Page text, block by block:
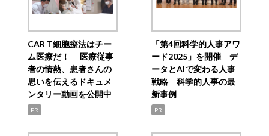
CAR T細胞療法はチー
ム医療だ！ 医療従事
者の情熱、患者さんの
思いを伝えるドキュメ
ンタリー動画を公開中
PR
「第4回科学的人事アワ
ード2025」を開催 デ
ータとAIで変わる人事
戦略 科学的人事の最
新事例
PR